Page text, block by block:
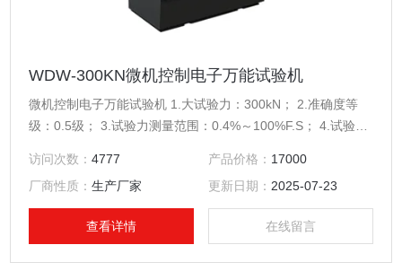
WDW-300KN微机控制电子万能试验机
微机控制电子万能试验机 1.大试验力：300kN； 2.准确度等
级：0.5级； 3.试验力测量范围：0.4%～100%F.S； 4.试验力
程不分档，且全程分辨率不变； 6.位移示值误差：示值的
±0.5%以内；
访问次数：4777 产品价格： 17000
厂商性质：生产厂家 更新日期： 2025-07-23
查看详情 在线留言